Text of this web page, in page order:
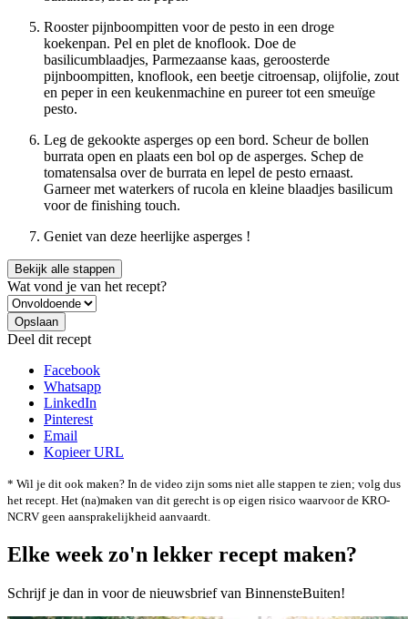
Rooster pijnboompitten voor de pesto in een droge
koekenpan. Pel en plet de knoflook. Doe de
basilicumblaadjes, Parmezaanse kaas, geroosterde
pijnboompitten, knoflook, een beetje citroensap, olijfolie, zout
en peper in een keukenmachine en pureer tot een smeuïge
pesto.
Leg de gekookte asperges op een bord. Scheur de bollen
burrata open en plaats een bol op de asperges. Schep de
tomatensalsa over de burrata en lepel de pesto ernaast.
Garneer met waterkers of rucola en kleine blaadjes basilicum
voor de finishing touch.
Geniet van deze heerlijke asperges !
Bekijk alle stappen
Wat vond je van het recept?
Deel dit recept
Facebook
Whatsapp
LinkedIn
Pinterest
Email
Kopieer URL
* Wil je dit ook maken? In de video zijn soms niet alle stappen te zien; volg dus
het recept. Het (na)maken van dit gerecht is op eigen risico waarvoor de KRO-
NCRV geen aansprakelijkheid aanvaardt.
Elke week zo'n lekker recept maken?
Schrijf je dan in voor de nieuwsbrief van BinnensteBuiten!